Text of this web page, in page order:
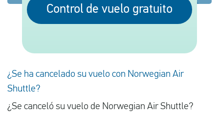
Comprobar la compensación
Póngase en contacto con
Español
Control de vuelo gratuito
¿Se ha cancelado su vuelo con Norwegian Air
Shuttle?
¿Se canceló su vuelo de Norwegian Air Shuttle?